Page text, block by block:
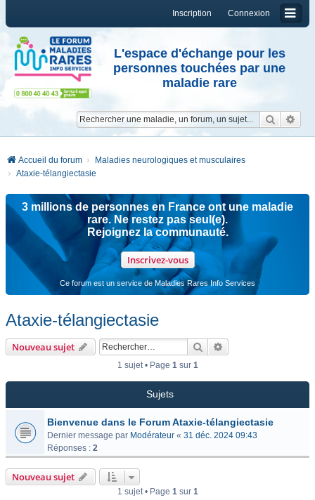
Connexion
Inscription
L'espace d'échange pour les
personnes touchées par une
maladie rare
Accueil du forum
Maladies neurologiques et musculaires
Ataxie-télangiectasie
3 millions de personnes en France ont une maladie
rare. Ne restez pas seul(e).
Rejoignez la communauté.
Inscrivez-vous
Ce forum est un service de Maladies Rares Info Services
Ataxie-télangiectasie
Nouveau sujet Rechercher
1 sujet • Page 1sur 1
Sujets
Bienvenue dans le Forum Ataxie-télangiectasie
Dernier message par Modérateur « 31 déc. 2024 09:43
Réponses : 2
Nouveau sujet
1 sujet • Page 1sur 1